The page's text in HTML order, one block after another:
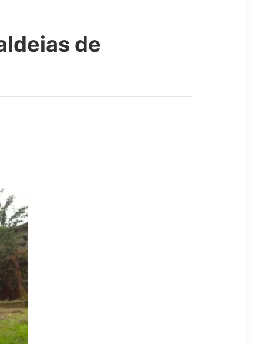
de